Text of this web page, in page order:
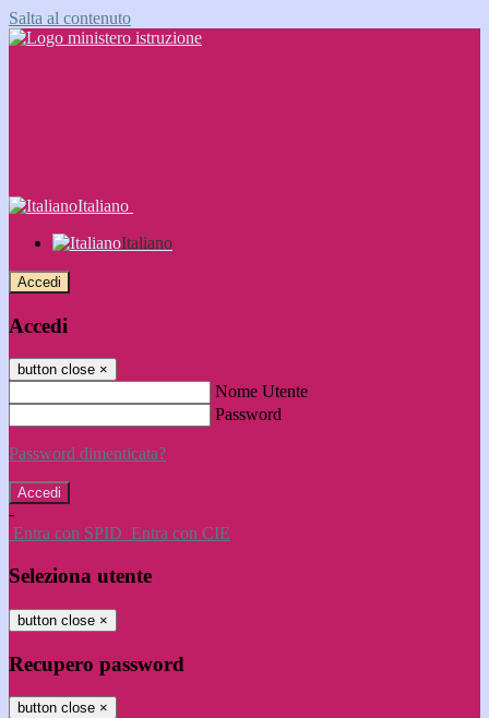
Salta al contenuto
Italiano
Italiano
Accedi
Accedi
button close ×
Nome Utente
Password
Password dimenticata?
-
Entra con SPID Entra con CIE
Seleziona utente
button close ×
Recupero password
button close ×